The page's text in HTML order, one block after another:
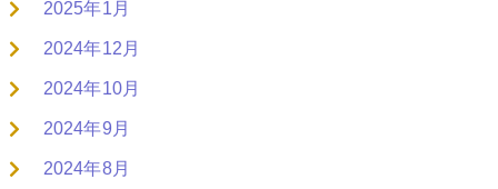
2025年1月
2024年12月
2024年10月
2024年9月
2024年8月